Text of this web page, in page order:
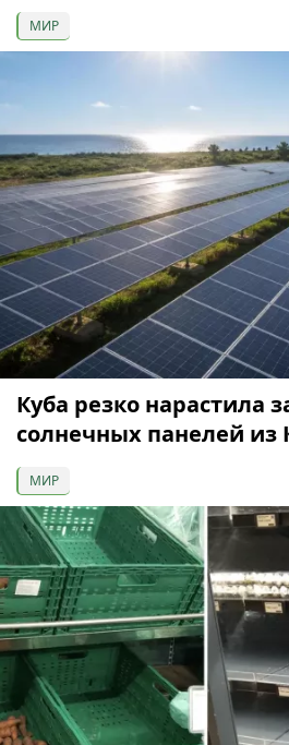
МИР
Куба резко нарастила
солнечных панелей из
МИР